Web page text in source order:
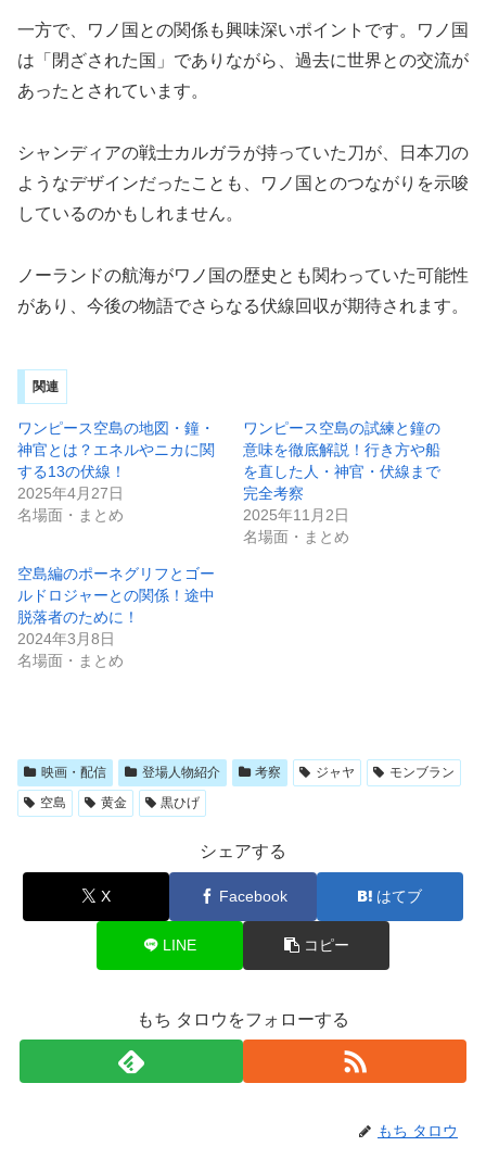
一方で、ワノ国との関係も興味深いポイントです。ワノ国
は「閉ざされた国」でありながら、過去に世界との交流が
あったとされています。
シャンディアの戦士カルガラが持っていた刀が、日本刀の
ようなデザインだったことも、ワノ国とのつながりを示唆
しているのかもしれません。
ノーランドの航海がワノ国の歴史とも関わっていた可能性
があり、今後の物語でさらなる伏線回収が期待されます。
関連
ワンピース空島の地図・鐘・
神官とは？エネルやニカに関
する13の伏線！
2025年4月27日
名場面・まとめ
ワンピース空島の試練と鐘の
意味を徹底解説！行き方や船
を直した人・神官・伏線まで
完全考察
2025年11月2日
名場面・まとめ
空島編のポーネグリフとゴー
ルドロジャーとの関係！途中
脱落者のために！
2024年3月8日
名場面・まとめ
映画・配信 登場人物紹介 考察 ジャヤ
モンブラン
空島
黄金 黒ひげ
シェアする
X Facebook はてブ
LINE コピー
もち タロウをフォローする
もち タロウ